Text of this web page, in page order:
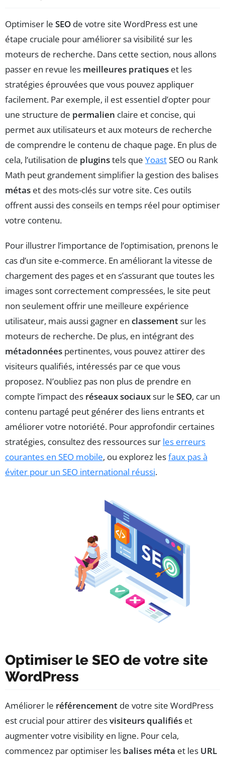
Optimiser le SEO de votre site WordPress est une
étape cruciale pour améliorer sa visibilité sur les
moteurs de recherche. Dans cette section, nous allons
passer en revue les meilleures pratiques et les
stratégies éprouvées que vous pouvez appliquer
facilement. Par exemple, il est essentiel d’opter pour
une structure de permalien claire et concise, qui
permet aux utilisateurs et aux moteurs de recherche
de comprendre le contenu de chaque page. En plus de
cela, l’utilisation de pluginstels que YoastSEO ou Rank
Math peut grandement simplifier la gestion des balises
métas et des mots-clés sur votre site. Ces outils
offrent aussi des conseils en temps réel pour optimiser
votre contenu.
Pour illustrer l’importance de l’optimisation, prenons le
cas d’un site e-commerce. En améliorant la vitesse de
chargement des pages et en s’assurant que toutes les
images sont correctement compressées, le site peut
non seulement offrir une meilleure expérience
utilisateur, mais aussi gagner en classementsur les
moteurs de recherche. De plus, en intégrant des
métadonnées pertinentes, vous pouvez attirer des
visiteurs qualifiés, intéressés par ce que vous
proposez. N’oubliez pas non plus de prendre en
compte l’impact des réseaux sociauxsur le SEO, car un
contenu partagé peut générer des liens entrants et
améliorer votre notoriété. Pour approfondir certaines
stratégies, consultez des ressources sur les erreurs
courantes en SEO mobile, ou explorez lesfaux pas à
éviter pour un SEO international réussi.
Optimiser le SEO de votre site
WordPress
Améliorer le référencement de votre site WordPress
est crucial pour attirer desvisiteurs qualifiés et
augmenter votre visibility en ligne. Pour cela,
commencez par optimiser les balises méta et les URL